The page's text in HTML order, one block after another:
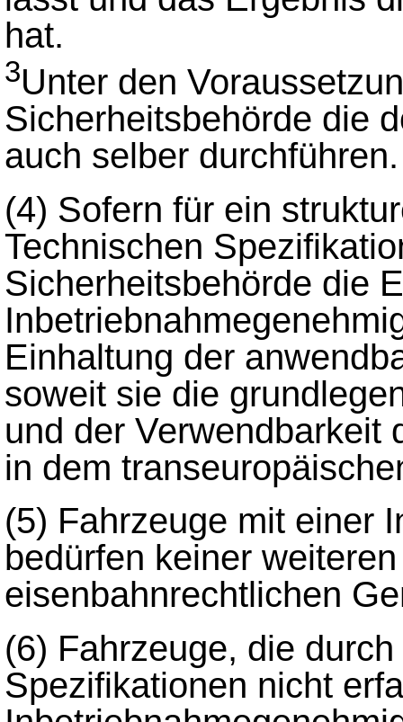
hat.
3Unter den
Sicherheitsbehörde die
auch selber durchführen.
(4) Sofern für ein
Technischen
Sicherheitsbehörde die
Einhaltung der
soweit sie die
und der Verwendbarkeit
in dem
(5) Fahrzeuge mit einer
bedürfen keiner
eisenbahnrechtlichen
(6) Fahrzeuge, die
Spezifikationen nicht